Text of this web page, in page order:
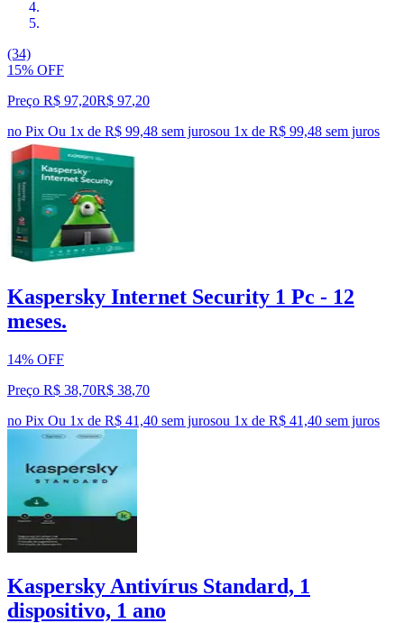
(34)
15% OFF
Preço R$ 97,20R$ 97,20
no Pix Ou 1x de R$ 99,48 sem jurosou 1x de R$ 99,48 sem juros
Kaspersky Internet Security 1 Pc - 12
meses.
14% OFF
Preço R$ 38,70R$ 38,70
no Pix Ou 1x de R$ 41,40 sem jurosou 1x de R$ 41,40 sem juros
Kaspersky Antivírus Standard, 1
dispositivo, 1 ano